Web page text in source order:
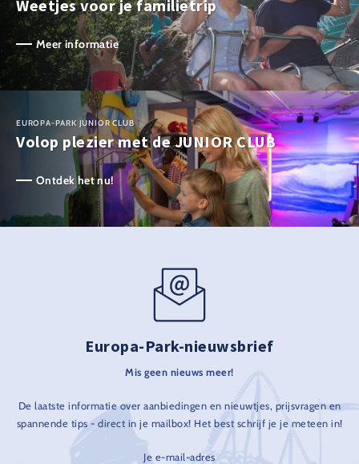
Weetjes voor je familietrip
Meer informatie
EUROPA-PARK JUNIOR CLUB
Volop plezier met de JUNIOR CLUB
Ontdek het nu!
Europa-Park-nieuwsbrief
Mis geen nieuws meer!
De laatste informatie over aanbiedingen en nieuwtjes, prijsvragen en
spannende tips - direct in je mailbox! Het best schrijf je je meteen in!
Je e-mail-adres